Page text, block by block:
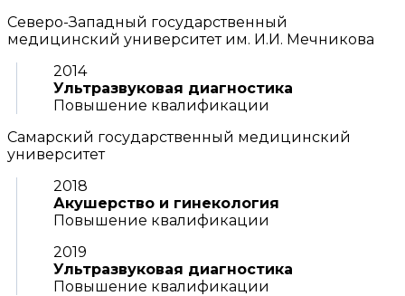
Северо-Западный государственный
медицинский университет им. И.И. Мечникова
2014
Ультразвуковая диагностика
Повышение квалификации
Самарский государственный медицинский
университет
2018
Акушерство и гинекология
Повышение квалификации
2019
Ультразвуковая диагностика
Повышение квалификации